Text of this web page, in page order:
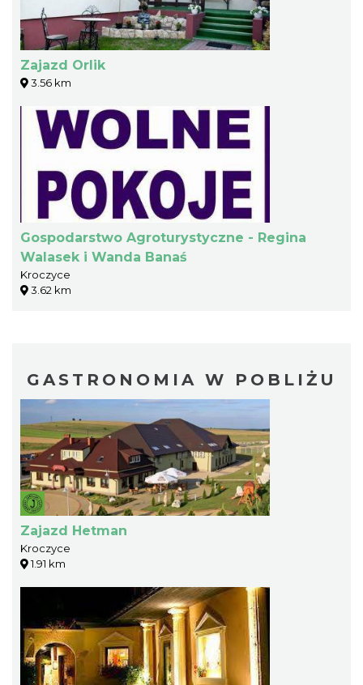
Zajazd Orlik
3.56 km
Gospodarstwo Agroturystyczne - Regina
Walasek i Wanda Banaś
Kroczyce
3.62 km
GASTRONOMIA W POBLIŻU
Zajazd Hetman
Kroczyce
1.91 km